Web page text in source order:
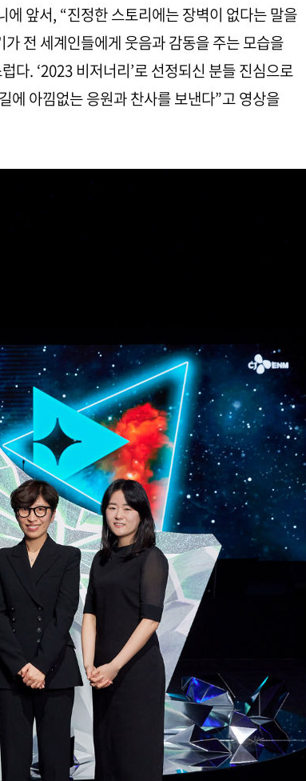
앞서, “진정한 스토리에는 장벽이 없다는 말을
전 세계인들에게 웃음과 감동을 주는 모습을
다. ‘2023 비저너리’로 선정되신 분들 진심으로
에 아낌없는 응원과 찬사를 보낸다”고 영상을